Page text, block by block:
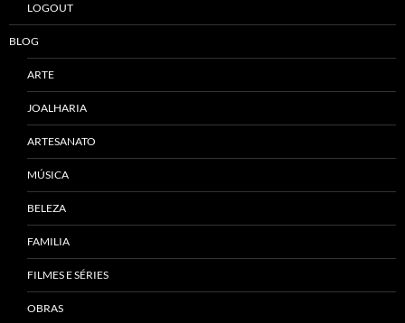
LOGOUT
BLOG
ARTE
JOALHARIA
ARTESANATO
MÚSICA
BELEZA
FAMILIA
FILMES E SÉRIES
OBRAS